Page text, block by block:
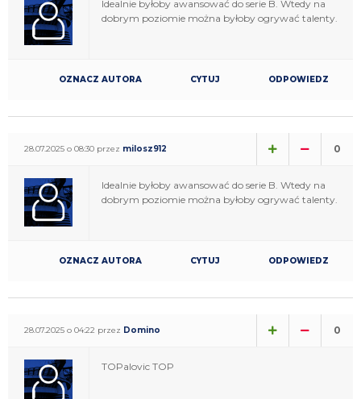
Idealnie byłoby awansować do serie B. Wtedy na
dobrym poziomie można byłoby ogrywać talenty.
OZNACZ AUTORA CYTUJ ODPOWIEDZ
28.07.2025 o 08:30 przez milosz912 0
Idealnie byłoby awansować do serie B. Wtedy na
dobrym poziomie można byłoby ogrywać talenty.
OZNACZ AUTORA CYTUJ ODPOWIEDZ
28.07.2025 o 04:22 przez Domino 0
TOPalovic TOP